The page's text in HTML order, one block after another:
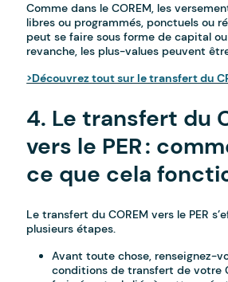
Comme dans le COREM, les
libres ou programmés, ponctuels ou
peut se faire sous forme de capital
revanche, les plus-values peuvent
>Découvrez tout sur le transfert du
4. Le transfert du
vers le PER :
ce que cela
Le transfert du COREM vers le PER
plusieurs étapes.
Avant toute chose, renseignez-
conditions de transfert de votre